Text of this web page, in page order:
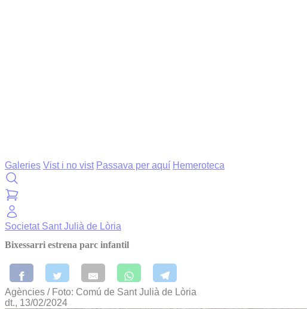
Galeries Vist i no vist Passava per aquí Hemeroteca
Societat Sant Julià de Lòria
Bixessarri estrena parc infantil
Agències / Foto: Comú de Sant Julià de Lòria
dt., 13/02/2024